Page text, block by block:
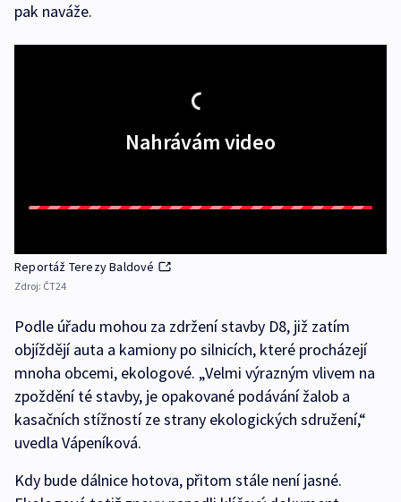
pak naváže.
Nahrávám video
Reportáž Terezy Baldové
Zdroj: ČT24
Podle úřadu mohou za zdržení stavby D8, již zatím
objíždějí auta a kamiony po silnicích, které procházejí
mnoha obcemi, ekologové. „Velmi výrazným vlivem na
zpoždění té stavby, je opakované podávání žalob a
kasačních stížností ze strany ekologických sdružení,“
uvedla Vápeníková.
Kdy bude dálnice hotova, přitom stále není jasné.